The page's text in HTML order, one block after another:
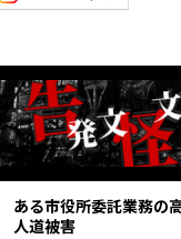
ある市役所委託業務の
人道被害